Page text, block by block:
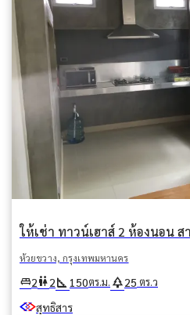
ห้วยขวาง, กรุงเทพมหานคร
king_bed2wc2square_foot 150ตร.ม. park25 ตร.ว
สุทธิสาร